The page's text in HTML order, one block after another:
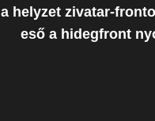
a helyzet zivatar-
eső a hidegfront